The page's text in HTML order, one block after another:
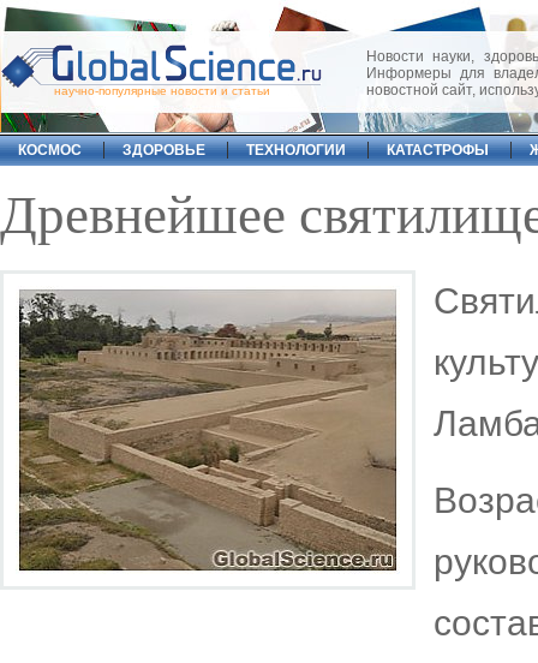
научно-популярные новости и статьи
Новости науки,
Информеры для
новостной сайт,
КОСМОС ЗДОРОВЬЕ ТЕХНОЛОГИИ КАТАСТРОФЫ
Древнейшее